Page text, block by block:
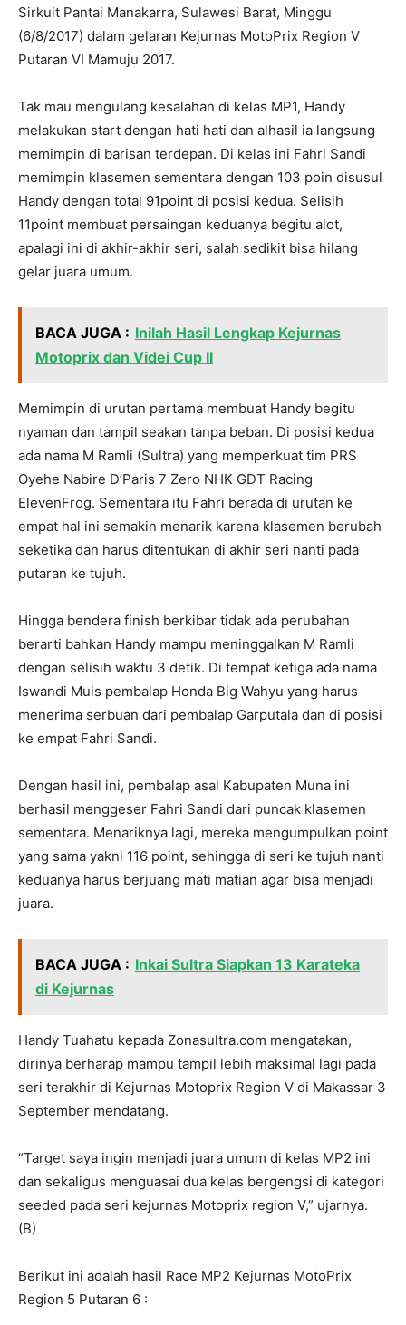
Sirkuit Pantai Manakarra, Sulawesi Barat, Minggu
(6/8/2017) dalam gelaran Kejurnas MotoPrix Region V
Putaran VI Mamuju 2017.
Tak mau mengulang kesalahan di kelas MP1, Handy
melakukan start dengan hati hati dan alhasil ia langsung
memimpin di barisan terdepan. Di kelas ini Fahri Sandi
memimpin klasemen sementara dengan 103 poin disusul
Handy dengan total 91point di posisi kedua. Selisih
11point membuat persaingan keduanya begitu alot,
apalagi ini di akhir-akhir seri, salah sedikit bisa hilang
gelar juara umum.
BACA JUGA : Inilah Hasil Lengkap Kejurnas
Motoprix dan Videi Cup II
Memimpin di urutan pertama membuat Handy begitu
nyaman dan tampil seakan tanpa beban. Di posisi kedua
ada nama M Ramli (Sultra) yang memperkuat tim PRS
Oyehe Nabire D’Paris 7 Zero NHK GDT Racing
ElevenFrog. Sementara itu Fahri berada di urutan ke
empat hal ini semakin menarik karena klasemen berubah
seketika dan harus ditentukan di akhir seri nanti pada
putaran ke tujuh.
Hingga bendera finish berkibar tidak ada perubahan
berarti bahkan Handy mampu meninggalkan M Ramli
dengan selisih waktu 3 detik. Di tempat ketiga ada nama
Iswandi Muis pembalap Honda Big Wahyu yang harus
menerima serbuan dari pembalap Garputala dan di posisi
ke empat Fahri Sandi.
Dengan hasil ini, pembalap asal Kabupaten Muna ini
berhasil menggeser Fahri Sandi dari puncak klasemen
sementara. Menariknya lagi, mereka mengumpulkan point
yang sama yakni 116 point, sehingga di seri ke tujuh nanti
keduanya harus berjuang mati matian agar bisa menjadi
juara.
BACA JUGA : Inkai Sultra Siapkan 13 Karateka
di Kejurnas
Handy Tuahatu kepada Zonasultra.com mengatakan,
dirinya berharap mampu tampil lebih maksimal lagi pada
seri terakhir di Kejurnas Motoprix Region V di Makassar 3
September mendatang.
“Target saya ingin menjadi juara umum di kelas MP2 ini
dan sekaligus menguasai dua kelas bergengsi di kategori
seeded pada seri kejurnas Motoprix region V,” ujarnya.
(B)
Berikut ini adalah hasil Race MP2 Kejurnas MotoPrix
Region 5 Putaran 6 :